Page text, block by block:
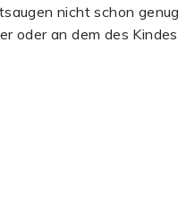
nicht schon
oder an dem des